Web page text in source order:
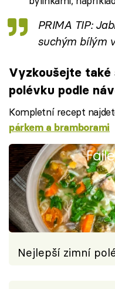
PRIMA TIP:
suchým bílým
Vyzkoušejte
polévku podle
Kompletní recept
párkem a bramborami
Nejlepší zimní